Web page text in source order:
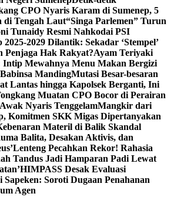
CPO Nyaris Karam di Sumenep, 5
Tengah Laut“Singa Parlemen” Turun
Tunaidy Resmi Nahkodai PSI
2025-2029 Dilantik: Sekadar ‘Stempel’
Penjaga Hak Rakyat?Ayam Teriyaki
Intip Mewahnya Menu Makan Bergizi
MandingMutasi Besar-besaran
Lantas hingga Kapolsek Berganti, Ini
Muatan CPO Bocor di Perairan
Nyaris TenggelamMangkir dari
Komitmen SKK Migas Dipertanyakan
Materil di Balik Skandal
Balita, Desakan Aktivis, dan
Lenteng Pecahkan Rekor! Rahasia
Tandus Jadi Hamparan Padi Lewat
HIMPASS Desak Evaluasi
Sapeken: Soroti Dugaan Penahanan
Agen